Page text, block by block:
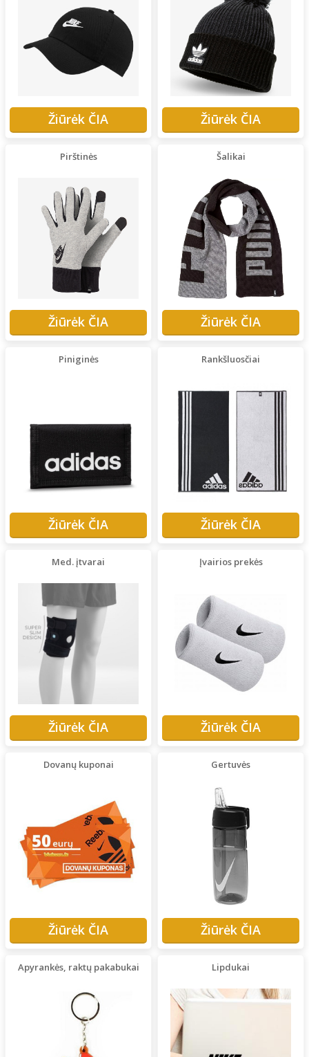
Žiūrėk ČIA Žiūrėk ČIA
Pirštinės
Žiūrėk ČIA
Šalikai
Žiūrėk ČIA
Piniginės
Žiūrėk ČIA
Rankšluosčiai
Žiūrėk ČIA
Med. įtvarai
Žiūrėk ČIA
Įvairios prekės
Žiūrėk ČIA
Dovanų kuponai
Žiūrėk ČIA
Gertuvės
Žiūrėk ČIA
Apyrankės, raktų pakabukai Lipdukai